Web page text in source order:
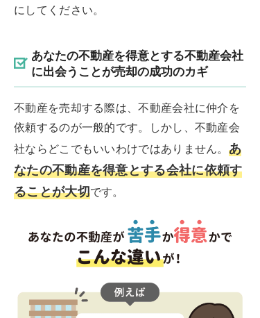
にしてください。
あなたの不動産を得意とする不動産会社
に出会うことが売却の成功のカギ
不動産を売却する際は、不動産会社に仲介を
依頼するのが一般的です。しかし、不動産会
社ならどこでもいいわけではありません。 あ
なたの不動産を得意とする会社に依頼す
ることが大切です。